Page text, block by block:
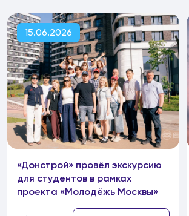
15.06.2026
«Донстрой» провёл экскурсию
для студентов в рамках
проекта «Молодёжь Москвы»